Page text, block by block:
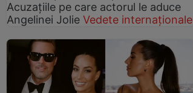
Acuzațiile pe care actorul le aduce
Angelinei Jolie Vedete internaționale